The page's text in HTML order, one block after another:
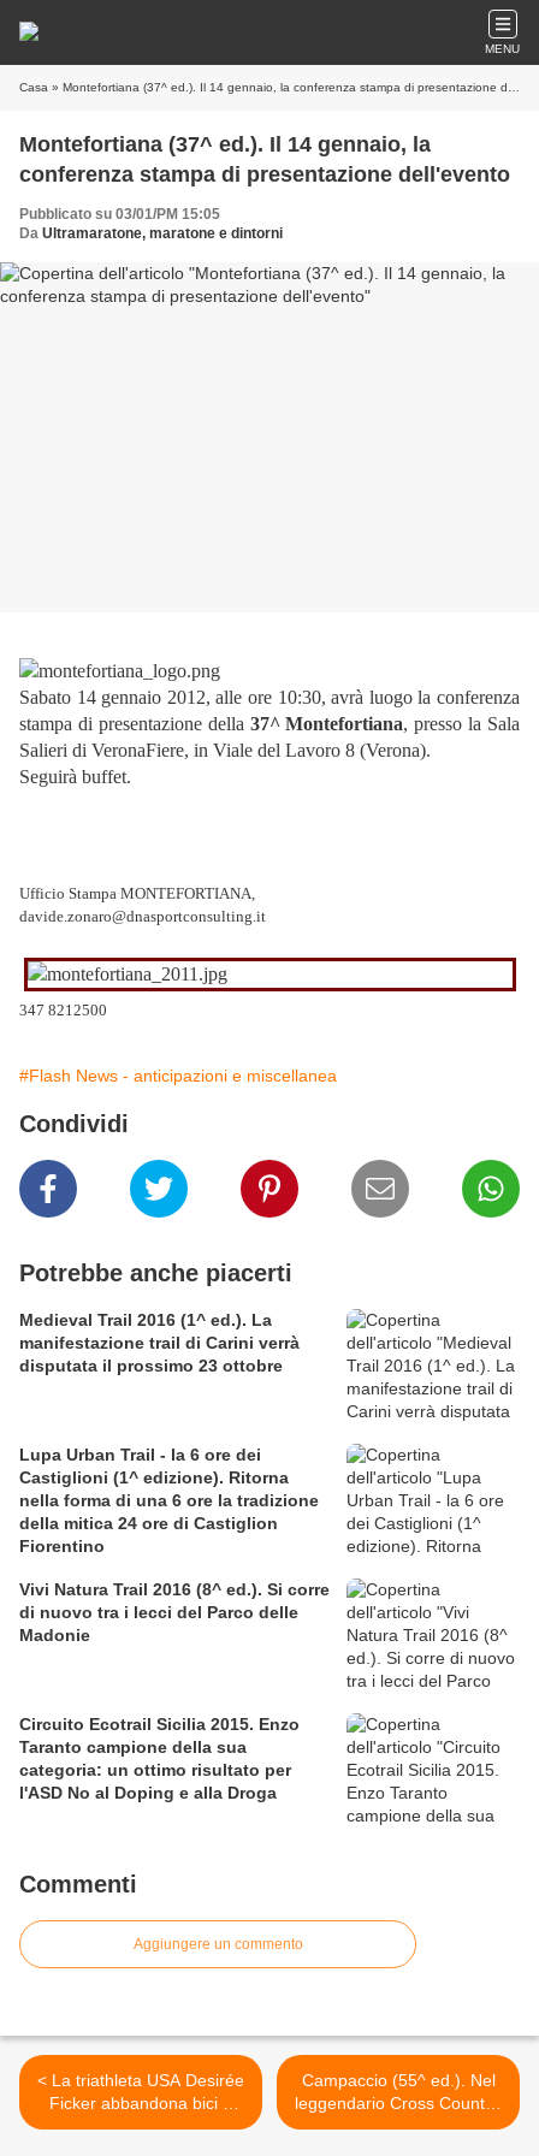
MENU
Casa » Montefortiana (37^ ed.). Il 14 gennaio, la conferenza stampa di presentazione dell'evento
Montefortiana (37^ ed.). Il 14 gennaio, la
conferenza stampa di presentazione dell'evento
Pubblicato su 03/01/PM 15:05
Da Ultramaratone, maratone e dintorni
Sabato 14 gennaio 2012, alle ore 10:30, avrà luogo la conferenza
stampa di presentazione della 37^ Montefortiana, presso la Sala
Salieri di VeronaFiere, in Viale del Lavoro 8 (Verona).
Seguirà buffet.
Ufficio Stampa MONTEFORTIANA,
davide.zonaro@dnasportconsulting.it
347 8212500
#Flash News - anticipazioni e miscellanea
Condividi
Potrebbe anche piacerti
Medieval Trail 2016 (1^ ed.). La
manifestazione trail di Carini verrà
disputata il prossimo 23 ottobre
Lupa Urban Trail - la 6 ore dei
Castiglioni (1^ edizione). Ritorna
nella forma di una 6 ore la tradizione
della mitica 24 ore di Castiglion
Fiorentino
Vivi Natura Trail 2016 (8^ ed.). Si corre
di nuovo tra i lecci del Parco delle
Madonie
Circuito Ecotrail Sicilia 2015. Enzo
Taranto campione della sua
categoria: un ottimo risultato per
l'ASD No al Doping e alla Droga
Commenti
Aggiungere un commento
< La triathleta USA Desirée
Ficker abbandona bici e
muta per dedicarsi solo alla
Campaccio (55^ ed.). Nel
leggendario Cross Country,
Edwin Soi cerca il bis